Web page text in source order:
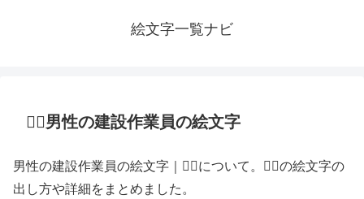
絵文字一覧ナビ
👷‍♂️男性の建設作業員の絵文字
男性の建設作業員の絵文字｜👷‍♂️について。👷‍♂️の絵文字の
出し方や詳細をまとめました。